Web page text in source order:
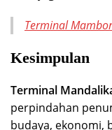
Terminal
Kesimpulan
Terminal
perpindahan
budaya, ekonomi,